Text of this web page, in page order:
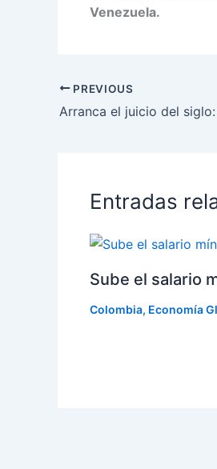
Venezuela.
PREVIOUS
Entradas
Sube el salario
Colombia, Economía